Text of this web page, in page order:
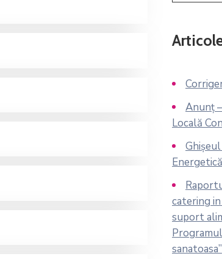
Anunț
Locală
catering
suport
sanatoasa”